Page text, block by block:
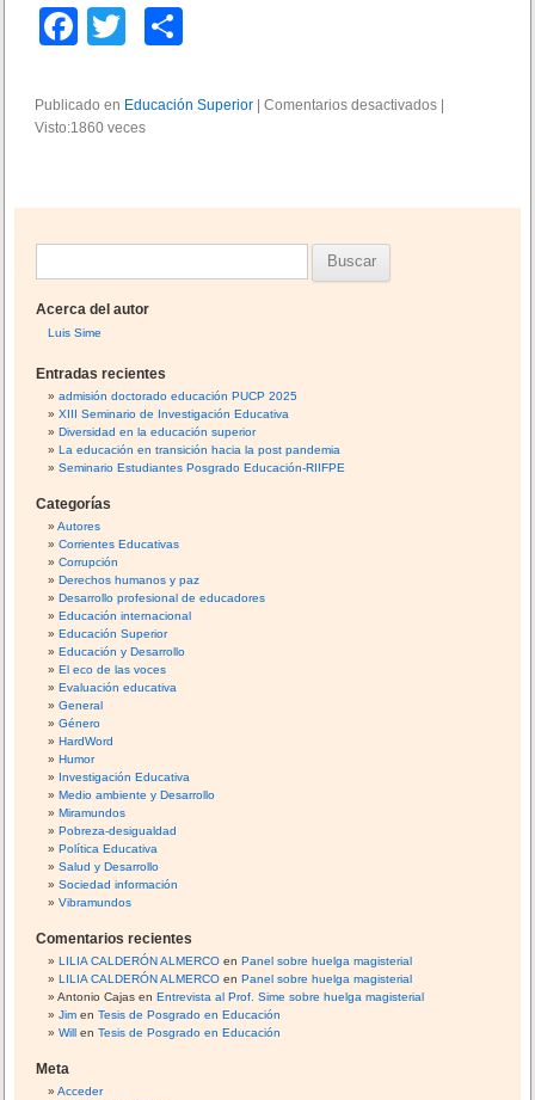
F
c
e
o
o
k
tt
er
m
tir
Publicado en Educación Superior Comentarios desactivadose
Visto:1860 veces
Acerca del autor
Luis Sime
Entradas recientes
admisión doctorado educación PUCP 2025
XIII Seminario de Investigación Educativa
Diversidad en la educación superior
La educación en transición hacia la post pandemia
Seminario Estudiantes Posgrado Educación-RIIFPE
Categorías
Autores
Corrientes Educativas
Corrupción
Derechos humanos y paz
Desarrollo profesional de educadores
Educación internacional
Educación Superior
Educación y Desarrollo
El eco de las voces
Evaluación educativa
General
Género
HardWord
Humor
Investigación Educativa
Medio ambiente y Desarrollo
Miramundos
Pobreza-desigualdad
Política Educativa
Salud y Desarrollo
Sociedad información
Vibramundos
Comentarios recientes
LILIA CALDERÓN ALMERCO enPanel sobre huelga magisterial
LILIA CALDERÓN ALMERCO enPanel sobre huelga magisterial
Antonio Cajas enEntrevista al Prof. Sime sobre huelga magisterial
Jim enTesis de Posgrado en Educación
Will enTesis de Posgrado en Educación
Meta
Acceder